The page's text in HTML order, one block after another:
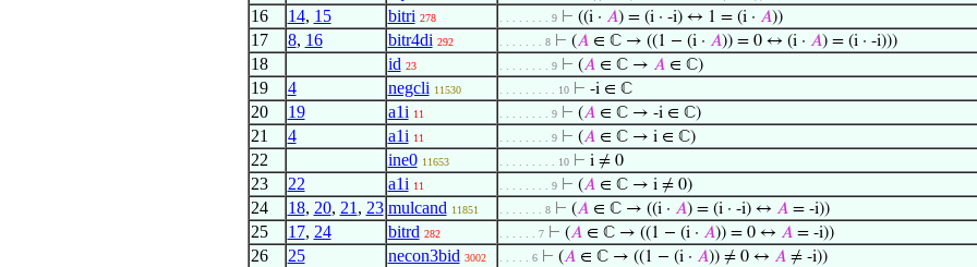
16 14, 15 bitri 278 . . . . . . . . 9 ⊢ ((i · 𝐴) = (i · -i) ↔ 1 = (i · 𝐴))
17 8, 16 bitr4di 292 . . . . . . . 8 ⊢ (𝐴∈ ℂ → ((1 − (i · 𝐴)) = 0 ↔ (i · 𝐴) = (i · -i)))
18 id 23 . . . . . . . . 9 ⊢ (𝐴∈ ℂ → 𝐴∈ ℂ)
19 4 negcli 11530 . . . . . . . . . 10 ⊢ -i ∈ ℂ
20 19 a1i 11 . . . . . . . . 9 ⊢ (𝐴∈ ℂ → -i ∈ ℂ)
21 4 a1i 11 . . . . . . . . 9 ⊢ (𝐴∈ ℂ → i ∈ ℂ)
22 ine0 11653 . . . . . . . . . 10 ⊢ i ≠ 0
23 22 a1i 11 . . . . . . . . 9 ⊢ (𝐴∈ ℂ → i ≠ 0)
24 18, 20, 21 , 23 mulcand 11851 . . . . . . . 8 ⊢ (𝐴∈ ℂ → ((i · 𝐴) = (i · -i) ↔ 𝐴= -i))
25 17, 24 bitrd 282 . . . . . . 7 ⊢ (𝐴∈ ℂ → ((1 − (i · 𝐴)) = 0 ↔ 𝐴= -i))
26 25 necon3bid 3002 . . . . . 6 ⊢ (𝐴∈ ℂ → ((1 − (i · 𝐴)) ≠ 0 ↔ 𝐴≠ -i))